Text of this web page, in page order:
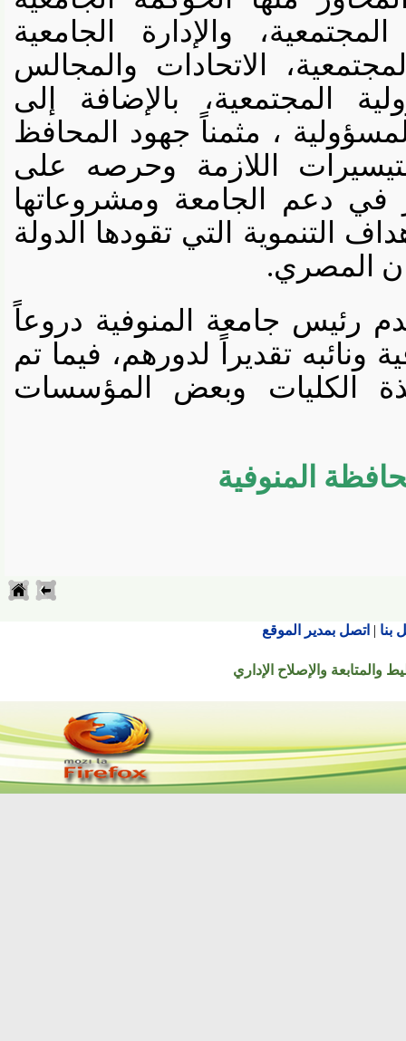
والإدارة الجامعية
الاتحادات والمجالس
المجتمعية، بالإضافة إلى
، مثمناً جهود المحافظ
اللازمة وحرصه على
في دعم الجامعة ومشروعاتها
التنموية التي تقودها الدولة
المصري.
رئيس جامعة المنوفية دروعاً
تقديراً لدورهم، فيما تم
وبعض المؤسسات
المنوفية
| اتصل بمدير الموقع
والإصلاح الإداري